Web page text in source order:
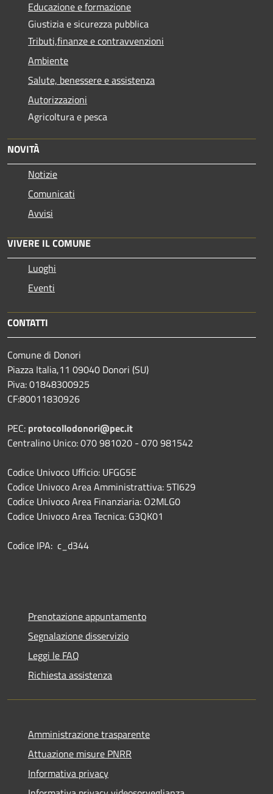
Educazione e formazione
Giustizia e sicurezza pubblica
Tributi,finanze e contravvenzioni
Ambiente
Salute, benessere e assistenza
Autorizzazioni
Agricoltura e pesca
NOVITÀ
Notizie
Comunicati
Avvisi
VIVERE IL COMUNE
Luoghi
Eventi
CONTATTI
Comune di Donori
Piazza Italia,11 09040 Donori (SU)
Piva: 01848300925
CF:80011830926
PEC: protocollodonori@pec.it
Centralino Unico: 070 981020 - 070 981542
Codice Univoco Ufficio: UFGG5E
Codice Univoco Area Amministrattiva: 5TI629
Codice Univoco Area Finanziaria: O2MLG0
Codice Univoco Area Tecnica: G3QK01
Codice IPA: c_d344
Prenotazione appuntamento
Segnalazione disservizio
Leggi le FAQ
Richiesta assistenza
Amministrazione trasparente
Attuazione misure PNRR
Informativa privacy